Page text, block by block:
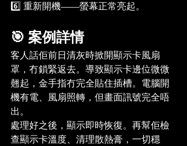
6️⃣ 重新開機——螢幕正常亮起。
🎯 案例詳情
客人話佢前日清灰時掀開顯示卡風扇
罩，冇鎖緊返去。導致顯示卡邊位微微
翹起，金手指冇完全貼住插槽。電腦開
機有電、風扇照轉，但畫面訊號完全唔
出。
處理好之後，顯示即時恢復。再幫佢檢
查顯示卡溫度、清理散熱膏，一切穩